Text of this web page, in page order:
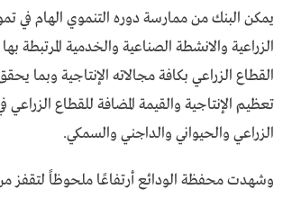
يمكن البنك من ممارسة دوره التنموي الهام في
الزراعية والانشطة الصناعية والخدمية المرتبطة
القطاع الزراعي بكافة مجالاته الإنتاجية وبما
تعظيم الإنتاجية والقيمة المضافة للقطاع الزراعي
الزراعي والحيواني والداجني والسمكي.